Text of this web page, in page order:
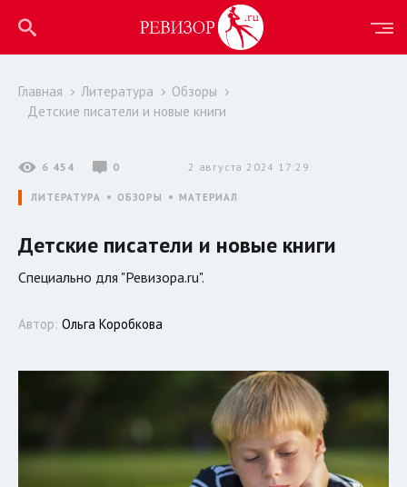
Главная Литература
Обзоры
Детские писатели и новые книги
6 454 0 2 августа 2024 17:29
ЛИТЕРАТУРА ОБЗОРЫ МАТЕРИАЛ
Детские писатели и новые книги
Специально для "Ревизора.ru".
Автор: Ольга Коробкова